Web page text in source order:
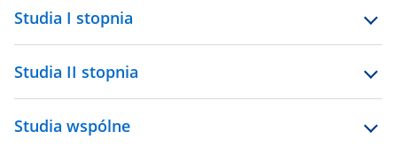
Studia I stopnia
Studia II stopnia
Studia wspólne